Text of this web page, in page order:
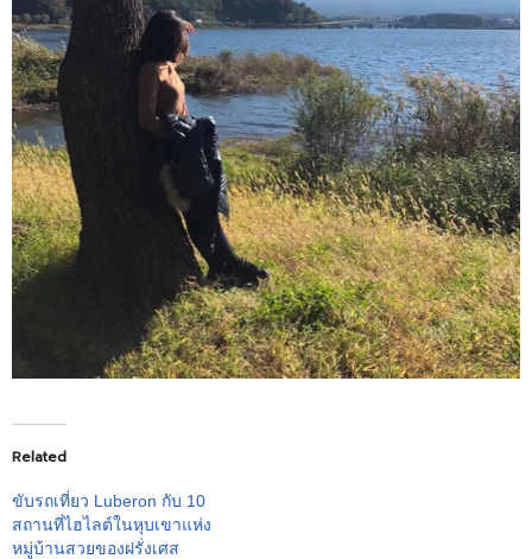
Related
ขับรถเที่ยว Luberon กับ 10
สถานที่ไฮไลต์ในหุบเขาแห่ง
หมู่บ้านสวยของฝรั่งเศส